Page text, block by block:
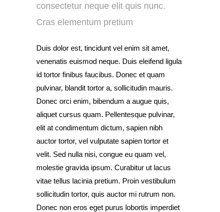
consectetur neque elit quis nunc.
Cras elementum pretium
Duis dolor est, tincidunt vel enim sit amet,
venenatis euismod neque. Duis eleifend ligula
id tortor finibus faucibus. Donec et quam
pulvinar, blandit tortor a, sollicitudin mauris.
Donec orci enim, bibendum a augue quis,
aliquet cursus quam. Pellentesque pulvinar,
elit at condimentum dictum, sapien nibh
auctor tortor, vel vulputate sapien tortor et
velit. Sed nulla nisi, congue eu quam vel,
molestie gravida ipsum. Curabitur ut lacus
vitae tellus lacinia pretium. Proin vestibulum
sollicitudin tortor, quis auctor mi rutrum non.
Donec non eros eget purus lobortis imperdiet